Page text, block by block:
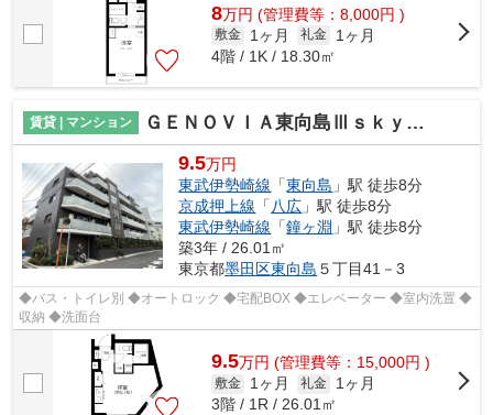
8万円 (管理費等：8,000円 )
敷金 1ヶ月 礼金
1ヶ月
4階 / 1K / 18.30㎡
賃貸 | マンション ＧＥＮＯＶＩＡ東向島Ⅲｓｋｙｇａｒｄｅｎ
9.5万円
東武伊勢崎線 「東向島 」駅 徒歩8分
京成押上線 「 八広 」駅 徒歩8分
東武伊勢崎線 「鐘ヶ淵 」駅 徒歩8分
築3年 / 26.01㎡
東京都墨田区東向島 ５丁目41－3
◆バス・トイレ別 ◆オートロック ◆宅配BOX ◆エレベーター ◆室内洗置 ◆
収納 ◆洗面台
9.5万円 (管理費等：15,000円 )
敷金 1ヶ月 礼金
1ヶ月
3階 / 1R / 26.01㎡